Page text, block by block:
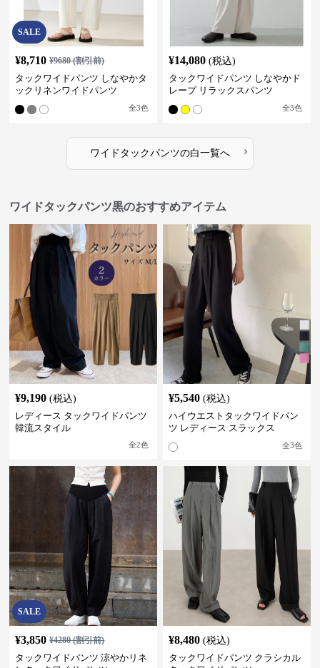
SALE
¥8,710 ¥9680(割引前)
タックワイドパンツ しなやかタ
ックリネンワイドパンツ
全3色
¥14,080 (税込)
タックワイドパンツ しなやかド
レープ リラックスパンツ
全3色
ワイドタックパンツの白一覧へ ›
ワイドタックパンツ黒のおすすめアイテム
¥9,190 (税込)
レディース タックワイドパンツ
韓流スタイル
全2色
¥5,540 (税込)
ハイウエストタックワイドパン
ツ レディース スラックス
全3色
SALE
¥3,850 ¥4280(割引前)
タックワイドパンツ 涼やかリネ
¥8,480 (税込)
タックワイドパンツ クラシカル